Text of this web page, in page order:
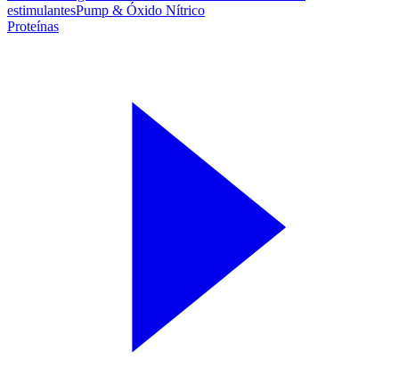
estimulantesPump & Óxido Nítrico
Proteínas